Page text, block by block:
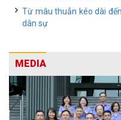
Từ mâu thuẫn kéo dài
dân sự
MEDIA